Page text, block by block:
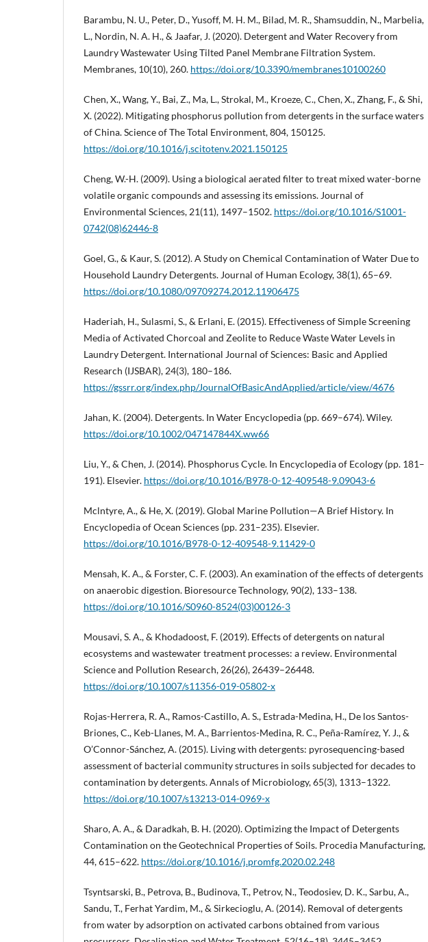
Barambu, N. U., Peter, D., Yusoff, M. H. M., Bilad, M. R., Shamsuddin, N., Marbelia,
L., Nordin, N. A. H., & Jaafar, J. (2020). Detergent and Water Recovery from
Laundry Wastewater Using Tilted Panel Membrane Filtration System.
Membranes, 10(10), 260. https://doi.org/10.3390/membranes10100260
Chen, X., Wang, Y., Bai, Z., Ma, L., Strokal, M., Kroeze, C., Chen, X., Zhang, F., & Shi,
X. (2022). Mitigating phosphorus pollution from detergents in the surface waters
of China. Science of The Total Environment, 804, 150125.
https://doi.org/10.1016/j.scitotenv.2021.150125
Cheng, W.-H. (2009). Using a biological aerated filter to treat mixed water-borne
volatile organic compounds and assessing its emissions. Journal of
Environmental Sciences, 21(11), 1497–1502. https://doi.org/10.1016/S1001-
0742(08)62446-8
Goel, G., & Kaur, S. (2012). A Study on Chemical Contamination of Water Due to
Household Laundry Detergents. Journal of Human Ecology, 38(1), 65–69.
https://doi.org/10.1080/09709274.2012.11906475
Haderiah, H., Sulasmi, S., & Erlani, E. (2015). Effectiveness of Simple Screening
Media of Activated Chorcoal and Zeolite to Reduce Waste Water Levels in
Laundry Detergent. International Journal of Sciences: Basic and Applied
Research (IJSBAR), 24(3), 180–186.
https://gssrr.org/index.php/JournalOfBasicAndApplied/article/view/4676
Jahan, K. (2004). Detergents. In Water Encyclopedia (pp. 669–674). Wiley.
https://doi.org/10.1002/047147844X.ww66
Liu, Y., & Chen, J. (2014). Phosphorus Cycle. In Encyclopedia of Ecology (pp. 181–
191). Elsevier. https://doi.org/10.1016/B978-0-12-409548-9.09043-6
Mclntyre, A., & He, X. (2019). Global Marine Pollution—A Brief History. In
Encyclopedia of Ocean Sciences (pp. 231–235). Elsevier.
https://doi.org/10.1016/B978-0-12-409548-9.11429-0
Mensah, K. A., & Forster, C. F. (2003). An examination of the effects of detergents
on anaerobic digestion. Bioresource Technology, 90(2), 133–138.
https://doi.org/10.1016/S0960-8524(03)00126-3
Mousavi, S. A., & Khodadoost, F. (2019). Effects of detergents on natural
ecosystems and wastewater treatment processes: a review. Environmental
Science and Pollution Research, 26(26), 26439–26448.
https://doi.org/10.1007/s11356-019-05802-x
Rojas-Herrera, R. A., Ramos-Castillo, A. S., Estrada-Medina, H., De los Santos-
Briones, C., Keb-Llanes, M. A., Barrientos-Medina, R. C., Peña-Ramírez, Y. J., &
O’Connor-Sánchez, A. (2015). Living with detergents: pyrosequencing-based
assessment of bacterial community structures in soils subjected for decades to
contamination by detergents. Annals of Microbiology, 65(3), 1313–1322.
https://doi.org/10.1007/s13213-014-0969-x
Sharo, A. A., & Daradkah, B. H. (2020). Optimizing the Impact of Detergents
Contamination on the Geotechnical Properties of Soils. Procedia Manufacturing,
44, 615–622. https://doi.org/10.1016/j.promfg.2020.02.248
Tsyntsarski, B., Petrova, B., Budinova, T., Petrov, N., Teodosiev, D. K., Sarbu, A.,
Sandu, T., Ferhat Yardim, M., & Sirkecioglu, A. (2014). Removal of detergents
from water by adsorption on activated carbons obtained from various